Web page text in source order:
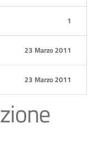
1
23 Marzo 2011
23 Marzo 2011